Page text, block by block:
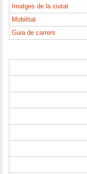
Imatges de la ciutat
Mobilitat
Guia de carrers